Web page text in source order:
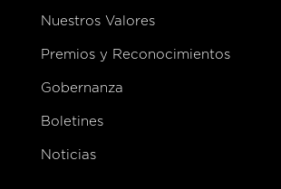
Nuestros Valores
Premios y Reconocimientos
Gobernanza
Boletines
Noticias